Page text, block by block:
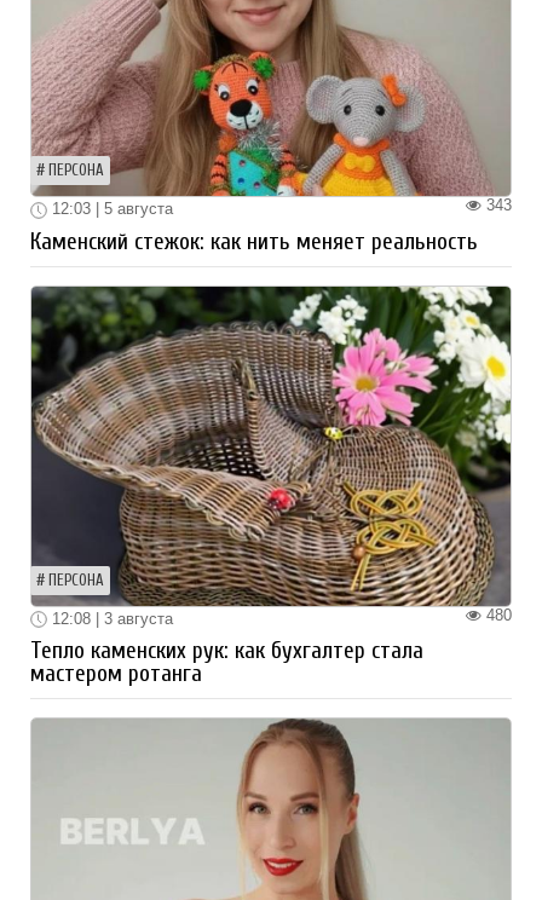
ПЕРСОНА
343
12:03 | 5 августа
Каменский стежок: как нить меняет реальность
ПЕРСОНА
480
12:08 | 3 августа
Тепло каменских рук: как бухгалтер стала
мастером ротанга